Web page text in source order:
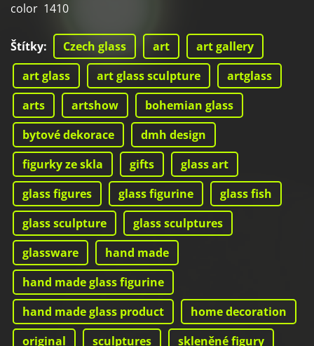
color 1410
Štítky: Czech glass art
art gallery
art glass
art glass sculpture
artglass
arts
artshow
bohemian glass
bytové dekorace
dmh design
figurky ze skla
gifts
glass art
glass figures
glass figurine
glass fish
glass sculpture
glass sculptures
glassware
hand made
hand made glass figurine
hand made glass product
home decoration
original
sculptures skleněné figury